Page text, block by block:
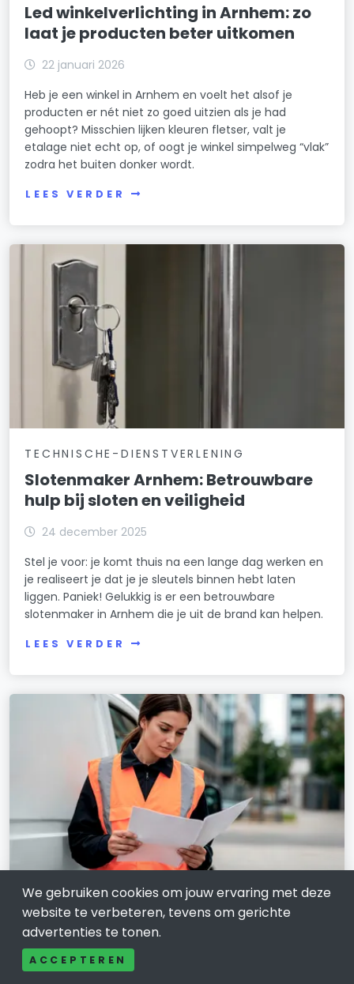
Led winkelverlichting in Arnhem: zo
laat je producten beter uitkomen
22 januari 2026
Heb je een winkel in Arnhem en voelt het alsof je
producten er nét niet zo goed uitzien als je had
gehoopt? Misschien lijken kleuren fletser, valt je
etalage niet echt op, of oogt je winkel simpelweg “vlak”
zodra het buiten donker wordt.
LEES VERDER
TECHNISCHE-DIENSTVERLENING
Slotenmaker Arnhem: Betrouwbare
hulp bij sloten en veiligheid
24 december 2025
Stel je voor: je komt thuis na een lange dag werken en
je realiseert je dat je je sleutels binnen hebt laten
liggen. Paniek! Gelukkig is er een betrouwbare
slotenmaker in Arnhem die je uit de brand kan helpen.
LEES VERDER
TRANSPORT EN LOGISTIEK
Zo zet je een Verkeersregelaar in
Arnhem veilig en slim in
We gebruiken cookies om jouw ervaring met deze
website te verbeteren, tevens om gerichte
advertenties te tonen.
ACCEPTEREN